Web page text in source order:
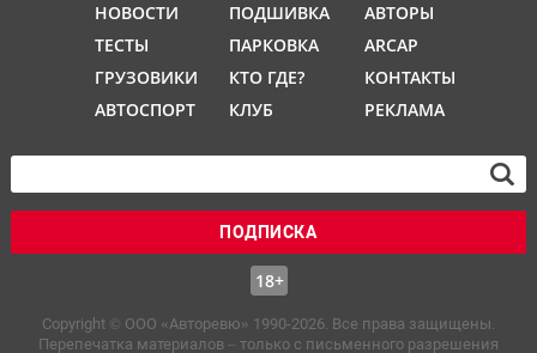
НОВОСТИ
ТЕСТЫ
ГРУЗОВИКИ
АВТОСПОРТ
ПОДШИВКА
ПАРКОВКА
КТО ГДЕ?
КЛУБ
АВТОРЫ
ARCAP
КОНТАКТЫ
РЕКЛАМА
ПОДПИСКА
18+
Copyright © OOO «Авторевю» 1990-2026. Все права защищены.
Перепечатка материалов – только с письменного разрешения